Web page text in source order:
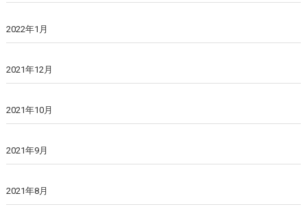
2022年1月
2021年12月
2021年10月
2021年9月
2021年8月